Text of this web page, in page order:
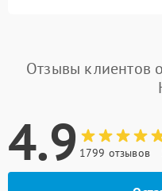
Отзывы клиентов
4.9 1799 отзывов